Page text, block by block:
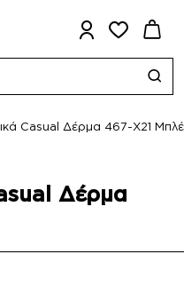
Δέρμα
Casual Δέρμα 467-Χ21 Μπλέ